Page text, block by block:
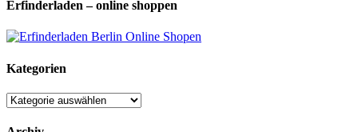
Erfinderladen – online shoppen
Kategorien
Kategorien